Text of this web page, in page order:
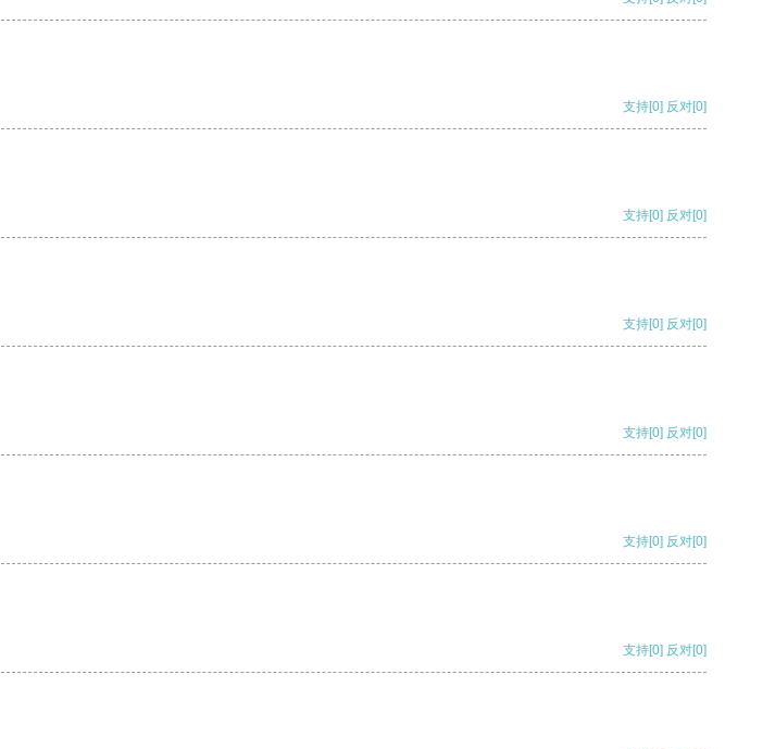
支持[0] 反对[0]
支持[0] 反对[0]
支持[0] 反对[0]
支持[0] 反对[0]
支持[0] 反对[0]
支持[0] 反对[0]